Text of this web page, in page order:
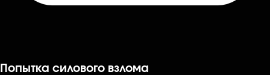
Попытка силового взлома